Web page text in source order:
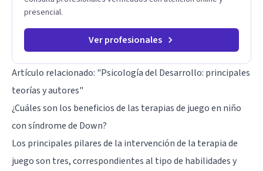
presencial.
Ver profesionales
Artículo relacionado: "Psicología del Desarrollo: principales
teorías y autores"
¿Cuáles son los beneficios de las terapias de juego en niño
con síndrome de Down?
Los principales pilares de la intervención de la terapia de
juego son tres, correspondientes al tipo de habilidades y